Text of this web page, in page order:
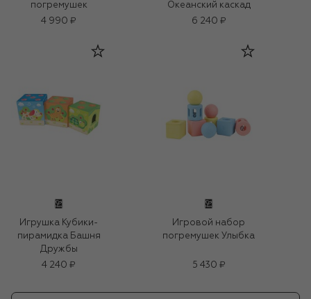
погремушек
4 990 ₽
Океанский каскад
6 240 ₽
Игрушка Кубики-
пирамидка Башня
Дружбы
4 240 ₽
Игровой набор
погремушек Улыбка
5 430 ₽